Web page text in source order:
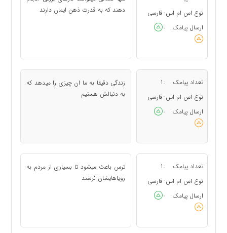
نوع اس ام اس : فارسی
ارسال پیامک
:
دهند که به قدرت ذهن ایمان دارند
تعداد پیامک :
1
نوع اس ام اس : فارسی
ارسال پیامک
:
زندگی دقیقا به ما ان چیزی را میدهد که
به دنبالش هستیم
تعداد پیامک :
1
نوع اس ام اس : فارسی
ارسال پیامک
:
ترس باعث میشود تا بسیاری از مردم به
رویاهایشان نرسند